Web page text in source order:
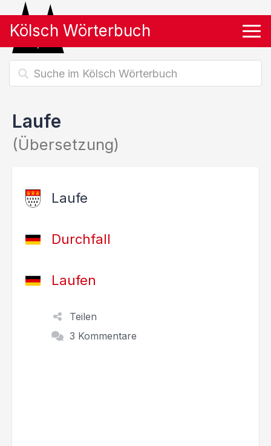
Kölsch Wörterbuch
Laufe
(Übersetzung)
Laufe
Durchfall
Laufen
Teilen
3 Kommentare